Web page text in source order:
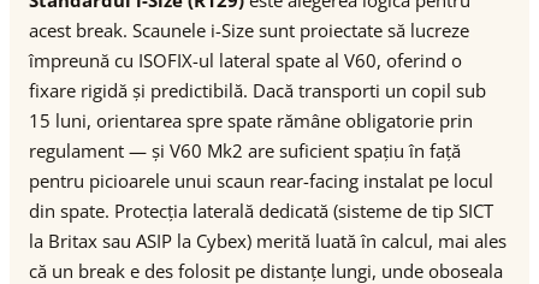
acest break. Scaunele i-Size sunt proiectate să lucreze
împreună cu ISOFIX-ul lateral spate al V60, oferind o
fixare rigidă și predictibilă. Dacă transporti un copil sub
15 luni, orientarea spre spate rămâne obligatorie prin
regulament — și V60 Mk2 are suficient spațiu în față
pentru picioarele unui scaun rear-facing instalat pe locul
din spate. Protecția laterală dedicată (sisteme de tip SICT
la Britax sau ASIP la Cybex) merită luată în calcul, mai ales
că un break e des folosit pe distanțe lungi, unde oboseala